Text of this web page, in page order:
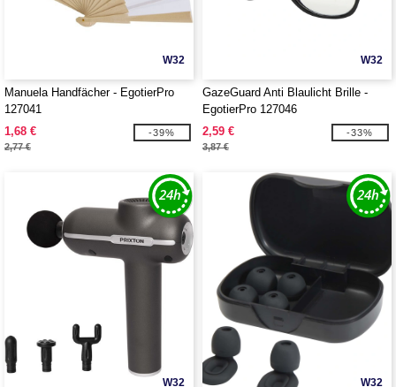
W32
Manuela Handfächer - EgotierPro
127041
1,68 €
2,77 €
-39%
W32
GazeGuard Anti Blaulicht Brille -
EgotierPro 127046
2,59 €
3,87 €
-33%
W32 W32